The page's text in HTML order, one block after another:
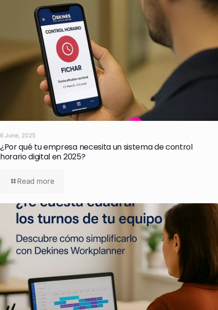
6 June, 2025
¿Por qué tu empresa necesita un sistema de control
horario digital en 2025?
Read more